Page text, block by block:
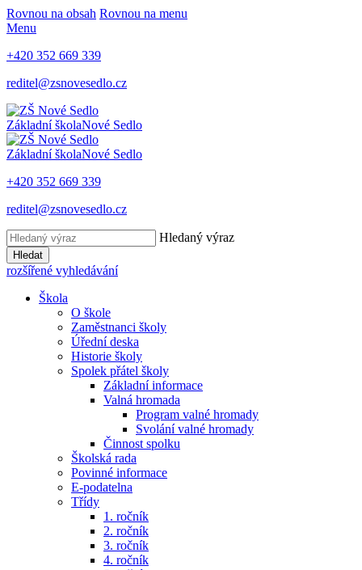
Rovnou na obsah Rovnou na menu
Menu
+420 352 669 339
reditel@zsnovesedlo.cz
Základní školaNové Sedlo
Základní školaNové Sedlo
+420 352 669 339
reditel@zsnovesedlo.cz
Hledaný výraz
Hledat
rozšířené vyhledávání
Škola
O škole
Zaměstnanci školy
Úřední deska
Historie školy
Spolek přátel školy
Základní informace
Valná hromada
Program valné hromady
Svolání valné hromady
Činnost spolku
Školská rada
Povinné informace
E-podatelna
Třídy
1. ročník
2. ročník
3. ročník
4. ročník